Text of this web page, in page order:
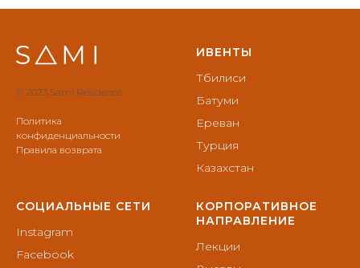
© 2023 Sami Residence
Политика
конфиденциальности
Правила возврата
ИВЕНТЫ
Тбилиси
Батуми
Ереван
Турция
Казахстан
СОЦИАЛЬНЫЕ СЕТИ
Instagram
Facebook
КОРПОРАТИВНОЕ
НАПРАВЛЕНИЕ
Лекции